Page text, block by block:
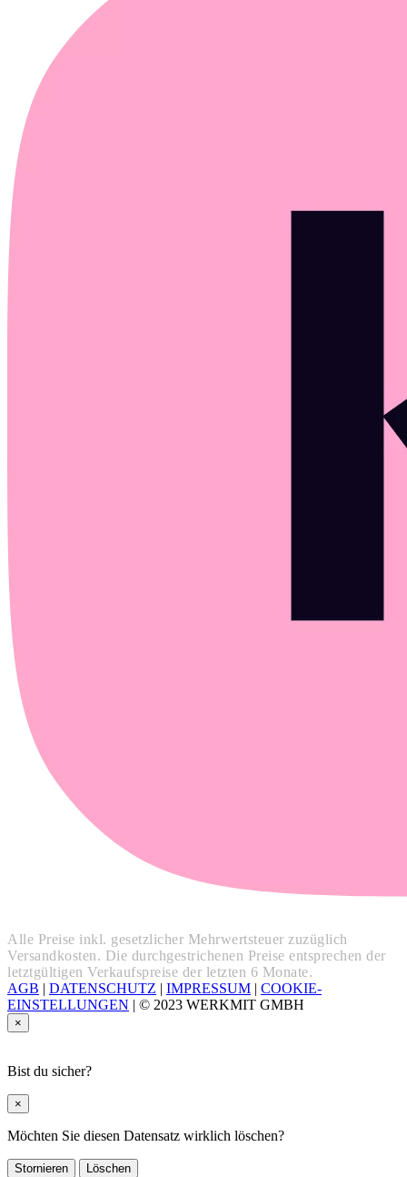
Alle Preise inkl. gesetzlicher Mehrwertsteuer zuzüglich
Versandkosten. Die durchgestrichenen Preise entsprechen der
letztgültigen Verkaufspreise der letzten 6 Monate.
AGB | DATENSCHUTZ | IMPRESSUM | COOKIE-
EINSTELLUNGEN | © 2023 WERKMIT GMBH
×
Bist du sicher?
×
Möchten Sie diesen Datensatz wirklich löschen?
Stornieren Löschen